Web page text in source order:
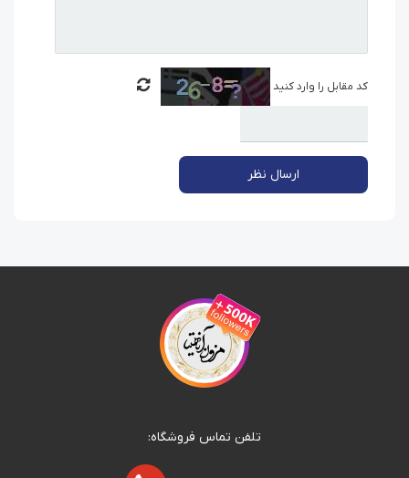
کد مقابل را وارد کنید
ارسال نظر
تلفن تماس فروشگاه: